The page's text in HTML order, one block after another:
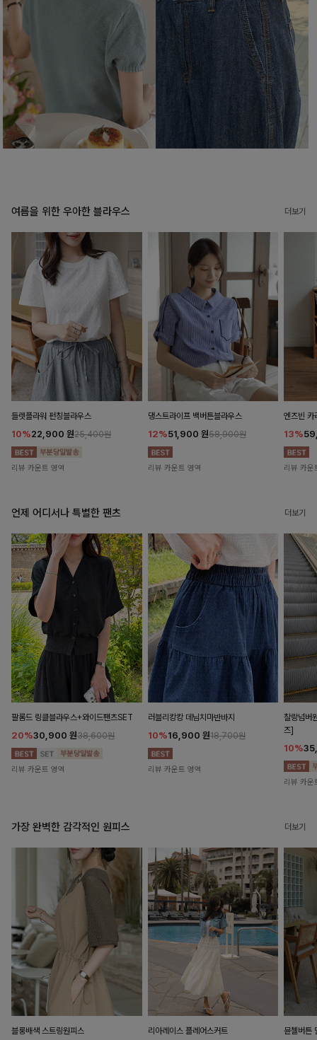
여름을 위한 우아한 블라우스 더보기
들렛플라워 펀칭블라우스
10%22,900 원25,400원
리뷰 카운트 영역
댕스트라이프 백버튼블라우스
12%51,900 원58,900원
리뷰 카운트 영역
엔즈빈
13%
리뷰 카운
언제 어디서나 특별한 팬츠 더보기
팔롬드 링클블라우스+와이드팬츠SET
20%30,900 원38,600원
리뷰 카운트 영역
러블리캉캉 데님치마반바지
10%16,900 원18,700원
리뷰 카운트 영역
찰랑넘버
즈]
10%
리뷰 카운
가장 완벽한 감각적인 원피스 더보기
블룽배색 스트링원피스 리아레이스 플레어스커트 뮨첼버튼